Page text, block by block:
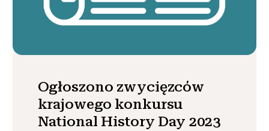
Ogłoszono zwycięzców
krajowego konkursu
National History Day 2023